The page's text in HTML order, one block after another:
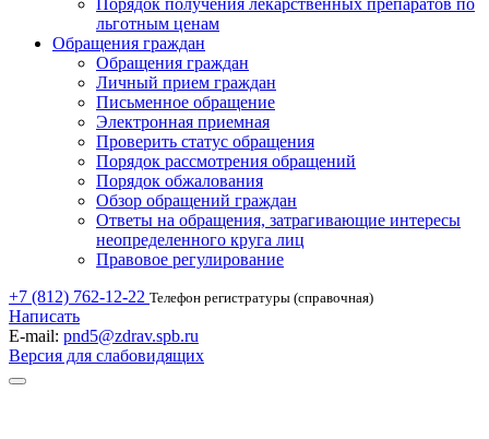
Порядок получения лекарственных препаратов по
льготным ценам
Обращения граждан
Обращения граждан
Личный прием граждан
Письменное обращение
Электронная приемная
Проверить статус обращения
Порядок рассмотрения обращений
Порядок обжалования
Обзор обращений граждан
Ответы на обращения, затрагивающие интересы
неопределенного круга лиц
Правовое регулирование
+7 (812) 762-12-22 Телефон регистратуры (справочная)
Написать
E-mail: pnd5@zdrav.spb.ru
Версия для слабовидящих